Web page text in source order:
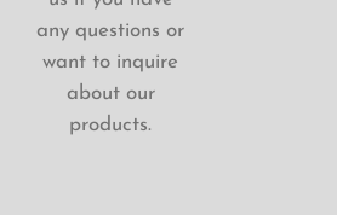
any questions or
want to inquire
about our
products.